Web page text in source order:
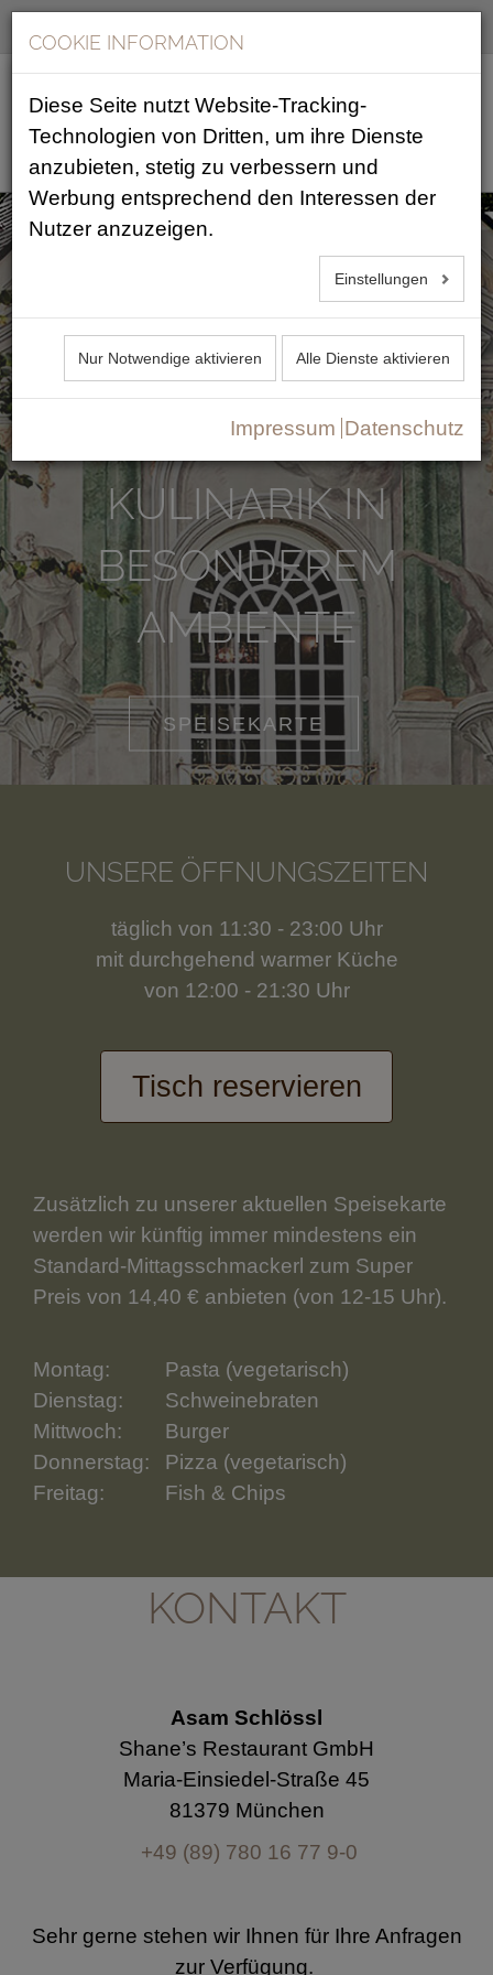
ASAM SCHLÖSSL
ERLEBEN SIE
BAYRISCHE
KULINARIK IN
BESONDEREM
AMBIENTE
SPEISEKARTE
UNSERE ÖFFNUNGSZEITEN
täglich von 11:30 - 23:00 Uhr
mit durchgehend warmer Küche
von 12:00 - 21:30 Uhr
Tisch reservieren
Zusätzlich zu unserer aktuellen Speisekarte
werden wir künftig immer mindestens ein
Standard-Mittagsschmackerl zum Super
Preis von 14,40 € anbieten (von 12-15 Uhr).
Montag:
Dienstag:
Mittwoch:
Donnerstag:
Freitag:
Pasta (vegetarisch)
Schweinebraten
Burger
Pizza (vegetarisch)
Fish & Chips
KONTAKT
Asam Schlössl
Shane’s Restaurant GmbH
Maria-Einsiedel-Straße 45
81379 München
+49 (89) 780 16 77 9-0
Sehr gerne stehen wir Ihnen für Ihre Anfragen
zur Verfügung.
COOKIE INFORMATION
Diese Seite nutzt Website-Tracking-
Technologien von Dritten, um ihre Dienste
anzubieten, stetig zu verbessern und
Werbung entsprechend den Interessen der
Nutzer anzuzeigen.
Einstellungen
Nur Notwendige aktivieren Alle Dienste aktivieren
Impressum Datenschutz